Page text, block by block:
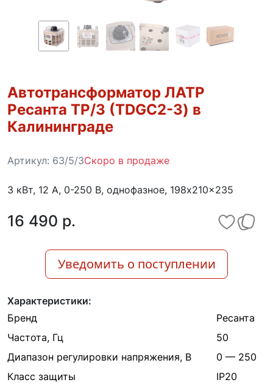
Автотрансформатор ЛАТР
Ресанта ТР/3 (TDGC2-3) в
Калининграде
Артикул: 63/5/3Скоро в продаже
3 кВт, 12 А, 0-250 В, однофазное, 198x210x235
16 490 p.
Уведомить о поступлении
Характеристики:
Бренд
Ресанта
Частота, Гц
50
Диапазон регулировки напряжения, В
0 — 250
Класс защиты
IP20